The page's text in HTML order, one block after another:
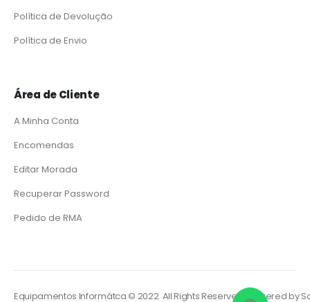
Política de Devolução
Política de Envio
Área de Cliente
A Minha Conta
Encomendas
Editar Morada
Recuperar Password
Pedido de RMA
Equipamentos Informátca © 2022 All Rights Reserved. Powered by